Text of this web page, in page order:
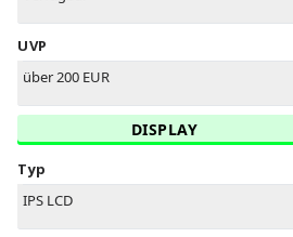
UVP
über 200 EUR
DISPLAY
Typ
IPS LCD